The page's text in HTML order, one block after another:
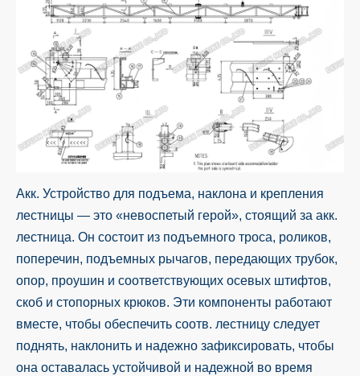
Акк. Устройство для подъема, наклона и крепления
лестницы — это «невоспетый герой», стоящий за акк.
лестница. Он состоит из подъемного троса, роликов,
поперечин, подъемных рычагов, передающих трубок,
опор, проушин и соответствующих осевых штифтов,
скоб и стопорных крюков. Эти компоненты работают
вместе, чтобы обеспечить соотв. лестницу следует
поднять, наклонить и надежно зафиксировать, чтобы
она оставалась устойчивой и надежной во время